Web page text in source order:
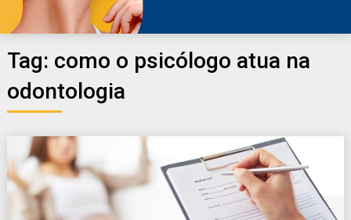
Tag: como o psicólogo atua na
odontologia